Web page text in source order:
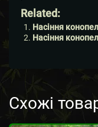
Related:
Насіння
Насіння
Схожі